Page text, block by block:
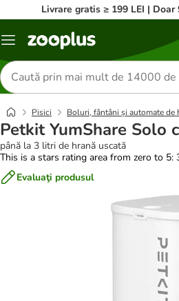
Livrare gratis ≥ 199 LEI | Doar
Categorii
Căutare
produse
Pisici Boluri, fântâni și automate de
Petkit YumShare Solo
până la 3 litri de hrană uscată
This is a stars rating area from zero to 5:
Evaluaţi produsul